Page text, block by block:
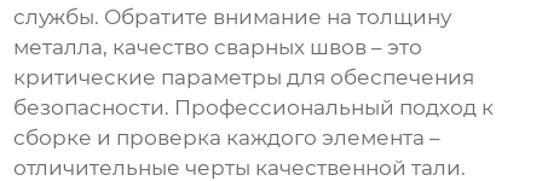
службы. Обратите внимание на толщину
металла, качество сварных швов – это
критические параметры для обеспечения
безопасности. Профессиональный подход к
сборке и проверка каждого элемента –
отличительные черты качественной тали.